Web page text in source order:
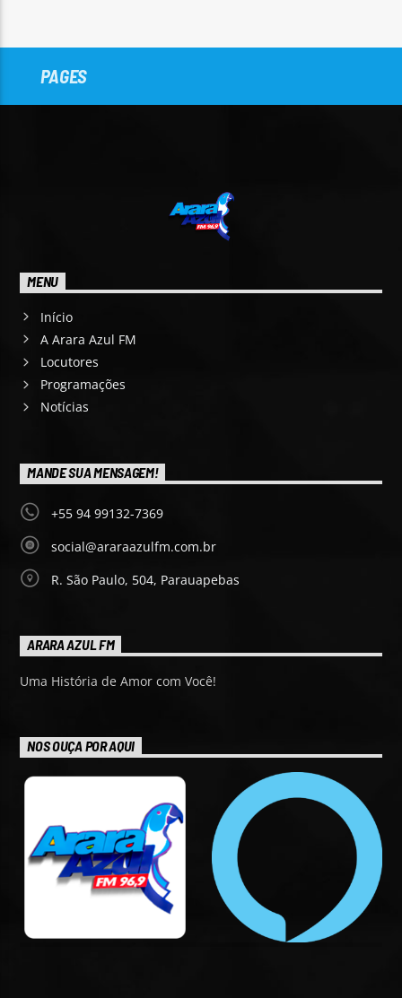
PAGES
MENU
Início
A Arara Azul FM
Locutores
Programações
Notícias
MANDE SUA MENSAGEM!
+55 94 99132-7369
social@araraazulfm.com.br
R. São Paulo, 504, Parauapebas
ARARA AZUL FM
Uma História de Amor com Você!
NOS OUÇA POR AQUI